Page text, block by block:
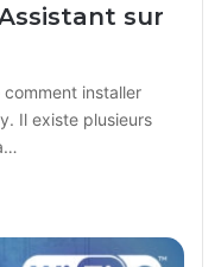
sur
comment installer
Il existe plusieurs